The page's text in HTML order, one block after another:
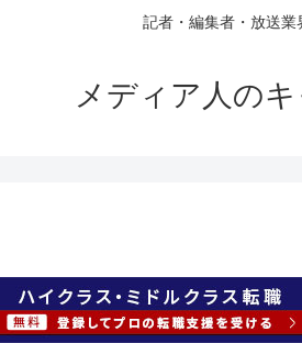
記者・編集者・放送業
メディア人の